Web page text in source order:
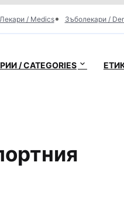
Лекари / Medics Зъболекари /
/ CATEGORIES